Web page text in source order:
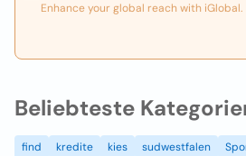
Enhance your global reach with iGlobal.
Beliebteste
find kredite kies sudwestfalen